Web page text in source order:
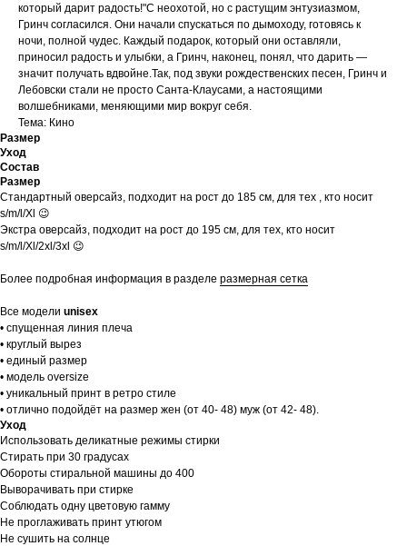
который дарит радость!"С неохотой, но с растущим энтузиазмом,
Гринч согласился. Они начали спускаться по дымоходу, готовясь к
ночи, полной чудес. Каждый подарок, который они оставляли,
приносил радость и улыбки, а Гринч, наконец, понял, что дарить —
значит получать вдвойне.Так, под звуки рождественских песен, Гринч и
Лебовски стали не просто Санта-Клаусами, а настоящими
волшебниками, меняющими мир вокруг себя.
Тема: Кино
Размер
Уход
Состав
Размер
Стандартный оверсайз, подходит на рост до 185 см, для тех , кто носит
s/m/l/Xl 😉
Экстра оверсайз, подходит на рост до 195 см, для тех, кто носит
s/m/l/Xl/2xl/3xl 😉
Более подробная информация в разделе размерная сетка
Все модели unisex
• спущенная линия плеча
• круглый вырез
• единый размер
• модель oversize
• уникальный принт в ретро стиле
• отлично подойдёт на размер жен (от 40- 48) муж (от 42- 48).
Уход
Использовать деликатные режимы стирки
Стирать при 30 градусах
Обороты стиральной машины до 400
Выворачивать при стирке
Соблюдать одну цветовую гамму
Не проглаживать принт утюгом
Не сушить на солнце